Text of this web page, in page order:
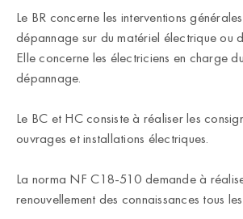
Le BR concerne les interventions
dépannage sur du matériel électrique ou
Elle concerne les électriciens en charge
dépannage.
Le BC et HC consiste à réaliser les
ouvrages et installations électriques.
La norma NF C18-510 demande à
renouvellement des connaissances tous